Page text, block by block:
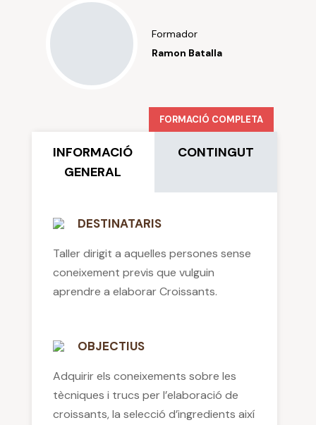
Formador
Ramon Batalla
FORMACIÓ COMPLETA
INFORMACIÓ
GENERAL
CONTINGUT
DESTINATARIS
Taller dirigit a aquelles persones sense
coneixement previs que vulguin
aprendre a elaborar Croissants.
OBJECTIUS
Adquirir els coneixements sobre les
tècniques i trucs per l’elaboració de
croissants, la selecció d’ingredients així